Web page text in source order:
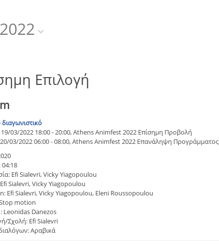
2022
Επιλογή
03/2022 18:00 - 20:00, Athens Animfest 2022 Επίσημη Προβολή
03/2022 06:00 - 08:00, Athens Animfest 2022 Επανάληψη Προγράμματος
04:18
Efi Sialevri, Vicky Yiagopoulou
Sialevri, Vicky Yiagopoulou
Efi Sialevri, Vicky Yiagopoulou, Eleni Roussopoulou
motion
Leonidas Danezos
Σχολή: Efi Sialevri
Αραβικά